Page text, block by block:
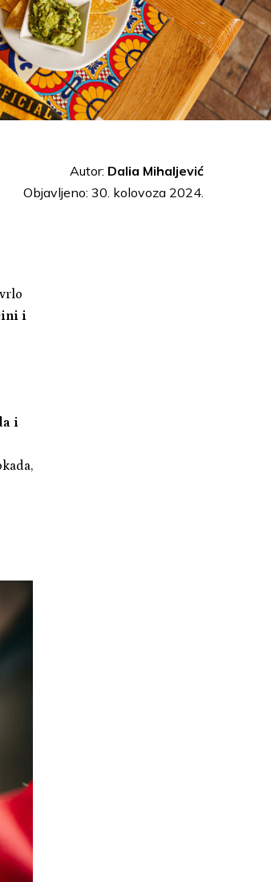
Autor: Dalia Mihaljević
Objavljeno: 30. kolovoza 2024.
i
i